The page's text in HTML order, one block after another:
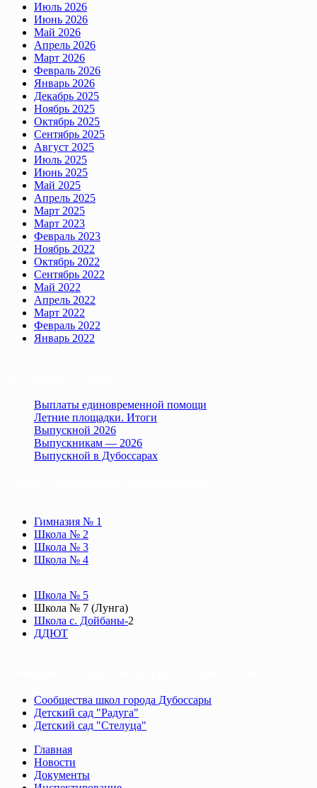
Июль 2026
Июнь 2026
Май 2026
Апрель 2026
Март 2026
Февраль 2026
Январь 2026
Декабрь 2025
Ноябрь 2025
Октябрь 2025
Сентябрь 2025
Август 2025
Июль 2025
Июнь 2025
Май 2025
Апрель 2025
Март 2025
Март 2023
Февраль 2023
Ноябрь 2022
Октябрь 2022
Сентябрь 2022
Май 2022
Апрель 2022
Март 2022
Февраль 2022
Январь 2022
Выплаты единовременной помощи
Летние площадки. Итоги
Выпускной 2026
Выпускникам — 2026
Выпускной в Дубоссарах
Гимназия № 1
Школа № 2
Школа № 3
Школа № 4
Школа № 5
Школа № 7 (Лунга)
Школа с. Дойбаны-2
ДДЮТ
Сообщества школ города Дубоссары
Детский сад "Радуга"
Детский сад "Стелуца"
Главная
Новости
Документы